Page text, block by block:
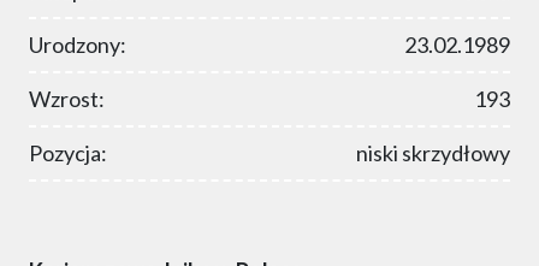
Urodzony: 23.02.1989
Wzrost: 193
Pozycja: niski skrzydłowy